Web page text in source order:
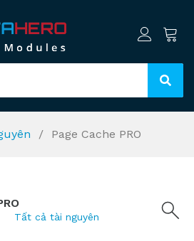
Page Cache PRO
Tất cả tài nguyên